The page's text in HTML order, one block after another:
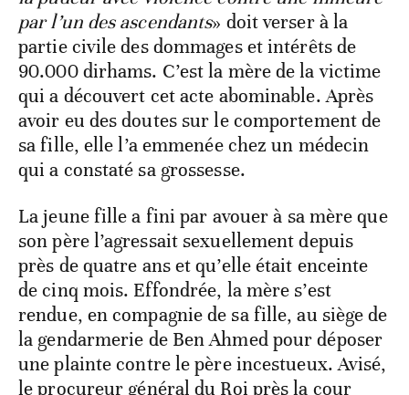
par l’un des ascendants» doit verser à la
partie civile des dommages et intérêts de
90.000 dirhams. C’est la mère de la victime
qui a découvert cet acte abominable. Après
avoir eu des doutes sur le comportement de
sa fille, elle l’a emmenée chez un médecin
qui a constaté sa grossesse.
La jeune fille a fini par avouer à sa mère que
son père l’agressait sexuellement depuis
près de quatre ans et qu’elle était enceinte
de cinq mois. Effondrée, la mère s’est
rendue, en compagnie de sa fille, au siège de
la gendarmerie de Ben Ahmed pour déposer
une plainte contre le père incestueux. Avisé,
le procureur général du Roi près la cour